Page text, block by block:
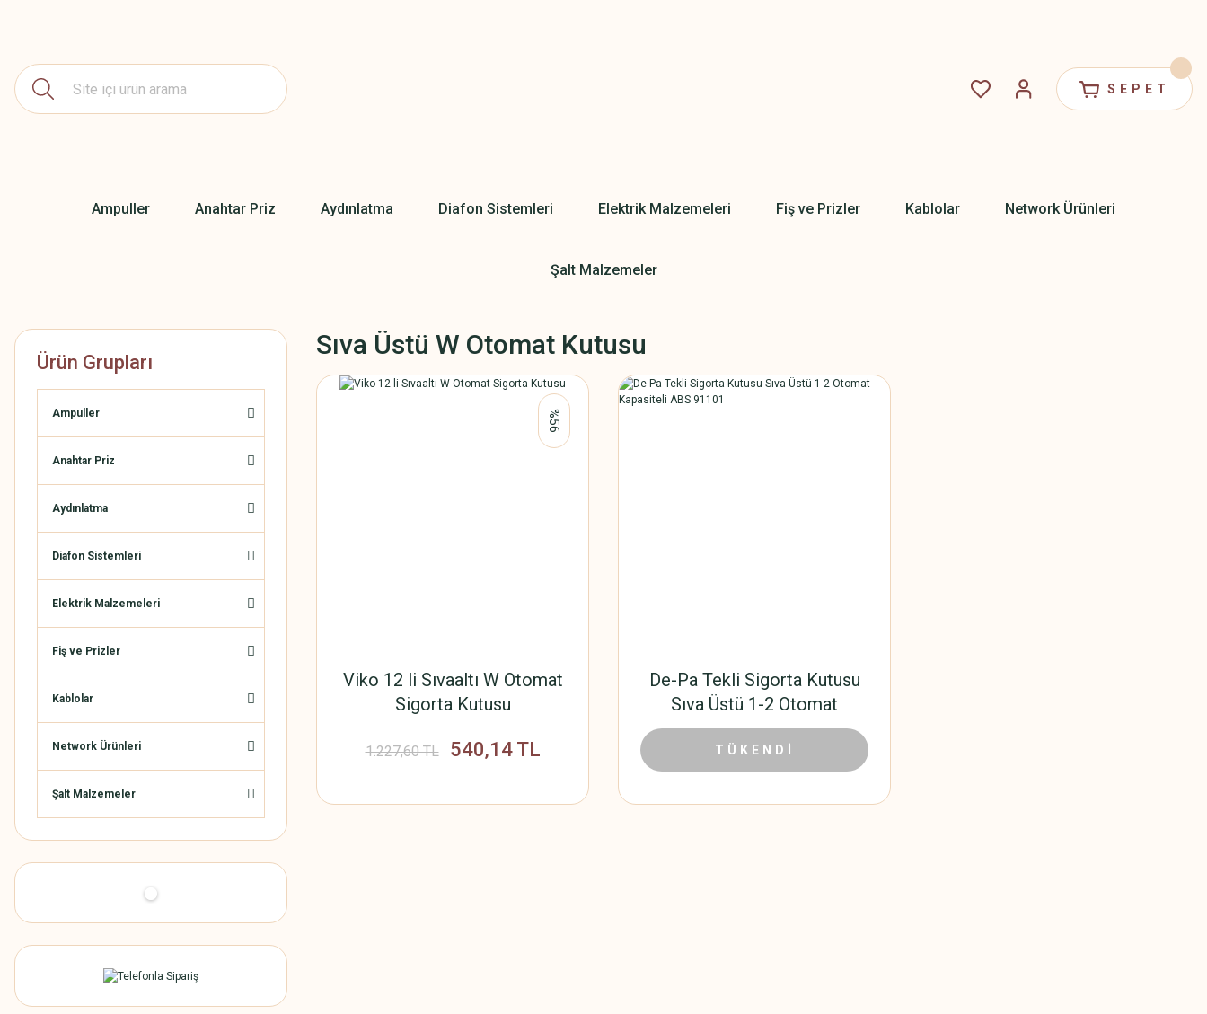
SEPET
Ampuller Anahtar Priz Aydınlatma Diafon Sistemleri Elektrik Malzemeleri Fiş ve Prizler Kablolar Network Ürünleri
Şalt Malzemeler
Ürün Grupları
Ampuller
Anahtar Priz
Aydınlatma
Diafon Sistemleri
Elektrik Malzemeleri
Fiş ve Prizler
Kablolar
Network Ürünleri
Şalt Malzemeler
Sıva Üstü W Otomat Kutusu
%56
Viko 12 li Sıvaaltı W Otomat
Sigorta Kutusu
1.227,60 TL 540,14 TL
De-Pa Tekli Sigorta Kutusu
Sıva Üstü 1-2 Otomat
Kapasiteli ABS 91101
42,59 TL 22,15 TL
TÜKENDİ